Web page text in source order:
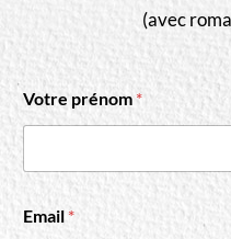
(avec
Votre prénom *
Email*